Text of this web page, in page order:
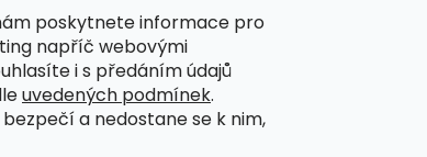
poskytnete informace pro
napříč webovými
i s předáním údajů
uvedených podmínek.
a nedostane se k nim,